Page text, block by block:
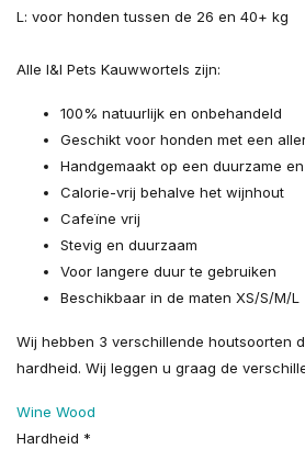
L: voor honden tussen de 26 en 40+ kg
Alle I&I Pets Kauwwortels zijn:
100% natuurlijk en onbehandeld
Geschikt voor honden met een
Handgemaakt op een duurzame
Calorie-vrij behalve het wijnhout
Cafeïne vrij
Stevig en duurzaam
Voor langere duur te gebruiken
Beschikbaar in de maten XS/S/M/L
Wij hebben 3 verschillende houtsoorten
hardheid. Wij leggen u graag de
Wine Wood
Hardheid *